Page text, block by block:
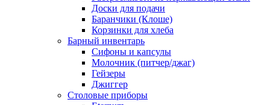
Доски для подачи
Баранчики (Клоше)
Корзинки для хлеба
Барный инвентарь
Сифоны и капсулы
Молочник (питчер/джаг)
Гейзеры
Джиггер
Столовые приборы